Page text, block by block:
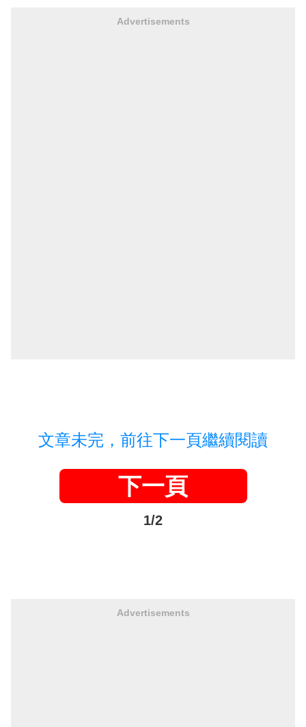
Advertisements
文章未完，前往下一頁繼續閱讀
下一頁
1/2
Advertisements